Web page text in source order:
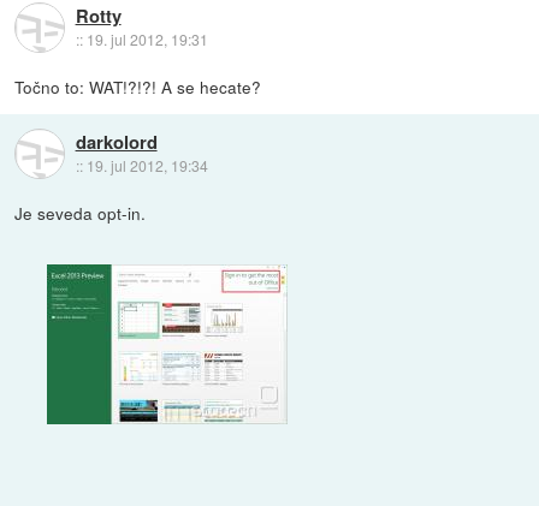
Rotty
:: 19. jul 2012, 19:31
Točno to: WAT!?!?! A se hecate?
darkolord
:: 19. jul 2012, 19:34
Je seveda opt-in.